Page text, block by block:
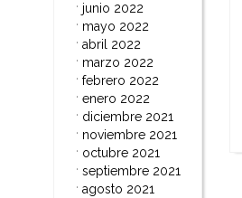
junio 2022
mayo 2022
abril 2022
marzo 2022
febrero 2022
enero 2022
diciembre 2021
noviembre 2021
octubre 2021
septiembre 2021
agosto 2021